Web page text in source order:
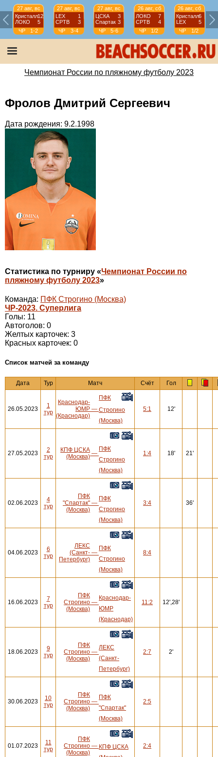
27 авг, вс
Кристалл12
ЛОКО
5
ЧР
1-2
27 авг, вс
LEX
1
СРТВ
3
ЧР
3-4
27 авг, вс
ЦСКА
3
Спартак 3
ЧР
5-6
26 авг, сб
ЛОКО
7
СРТВ
4
ЧР
1/2
26 авг, сб
Кристалл6
LEX
5
ЧР
1/2
Чемпионат России по пляжному футболу 2023
Фролов Дмитрий Сергеевич
Дата рождения: 9.2.1998
Статистика по турниру «Чемпионат России по
пляжному футболу 2023»
Команда: ПФК Строгино (Москва)
ЧР-2023. Суперлига
Голы: 11
Автоголов: 0
Желтых карточек: 3
Красных карточек: 0
Cписок матчей за команду
Дата Тур Матч Счёт Гол
26.05.2023
1
тур
Краснодар-
ЮМР
(Краснодар)
—
ПФК
Строгино
(Москва)
5:1 12'
27.05.2023
2
тур
КПФ ЦСКА
(Москва) —
ПФК
Строгино
(Москва)
1:4 18' 21'
02.06.2023
4
тур
ПФК
"Спартак"
(Москва)
—
ПФК
Строгино
(Москва)
3:4 36'
04.06.2023
6
тур
ЛЕКС
(Санкт-
Петербург)
—
ПФК
Строгино
(Москва)
8:4
16.06.2023
7
тур
ПФК
Строгино
(Москва)
—
Краснодар-
ЮМР
(Краснодар)
11:2 12',28'
18.06.2023
9
тур
ПФК
Строгино
(Москва)
—
ЛЕКС
(Санкт-
Петербург)
2:7 2'
30.06.2023
10
тур
ПФК
Строгино
(Москва)
—
ПФК
"Спартак"
(Москва)
2:5
01.07.2023
11
тур
ПФК
Строгино
(Москва)
— КПФ ЦСКА
2:4